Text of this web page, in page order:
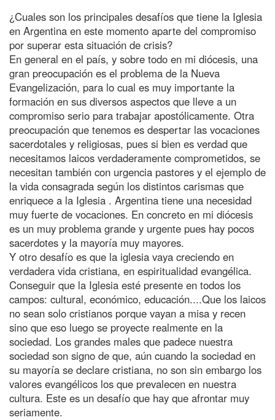
¿Cuales son los principales desafíos que tiene la Iglesia
en Argentina en este momento aparte del compromiso
por superar esta situación de crisis?
En general en el país, y sobre todo en mi diócesis, una
gran preocupación es el problema de la Nueva
Evangelización, para lo cual es muy importante la
formación en sus diversos aspectos que lleve a un
compromiso serio para trabajar apostólicamente. Otra
preocupación que tenemos es despertar las vocaciones
sacerdotales y religiosas, pues si bien es verdad que
necesitamos laicos verdaderamente comprometidos, se
necesitan también con urgencia pastores y el ejemplo de
la vida consagrada según los distintos carismas que
enriquece a la Iglesia . Argentina tiene una necesidad
muy fuerte de vocaciones. En concreto en mi diócesis
es un muy problema grande y urgente pues hay pocos
sacerdotes y la mayoría muy mayores.
Y otro desafío es que la iglesia vaya creciendo en
verdadera vida cristiana, en espiritualidad evangélica.
Conseguir que la Iglesia esté presente en todos los
campos: cultural, económico, educación....Que los laicos
no sean solo cristianos porque vayan a misa y recen
sino que eso luego se proyecte realmente en la
sociedad. Los grandes males que padece nuestra
sociedad son signo de que, aún cuando la sociedad en
su mayoría se declare cristiana, no son sin embargo los
valores evangélicos los que prevalecen en nuestra
cultura. Este es un desafío que hay que afrontar muy
seriamente.